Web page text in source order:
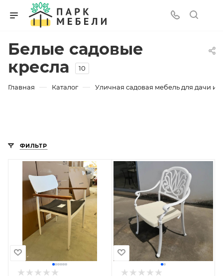
Белые садовые
кресла
10
Главная — Каталог — Уличная садовая мебель для дачи и
ФИЛЬТР